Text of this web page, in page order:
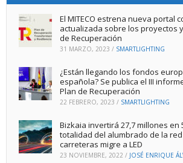
El MITECO estrena nueva portal
actualizada sobre los proyectos
de Recuperación
31 MARZO, 2023 / SMARTLIGHTING
¿Están llegando los fondos
española? Se publica el III
Plan de Recuperación
22 FEBRERO, 2023 / SMARTLIGHTING
Bizkaia invertirá 27,7 millones en
totalidad del alumbrado de la
carreteras migre a LED
23 NOVIEMBRE, 2022 / JOSÉ ENRIQUE